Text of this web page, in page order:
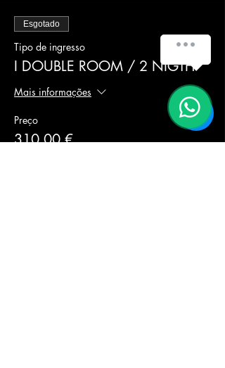
Esgotado
Tipo de ingresso
I DOUBLE ROOM / 2 NIGTH
Mais informações
Preço
310,00 €